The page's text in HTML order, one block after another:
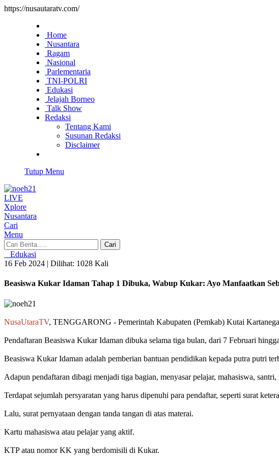
https://nusautaratv.com/
Home
Nusantara
Ragam
Nasional
Parlementaria
TNI-POLRI
Edukasi
Jelajah Borneo
Talk Show
Redaksi
Tentang Kami
Susunan Redaksi
Disclaimer
Tutup Menu
LIVE
Xplore
Nusantara
Cari
Menu
Cari
Edukasi
16 Feb 2024 | Dilihat: 1028 Kali
Beasiswa Kukar Idaman Tahap 1 Dibuka, Wabup Kukar: Ayo Manfaatkan
NusaUtaraTV, TENGGARONG - Pemerintah Kabupaten (Pemkab) Kutai
Pendaftaran Beasiswa Kukar Idaman dibuka selama tiga bulan, dari 7 Februari
Beasiswa Kukar Idaman adalah pemberian bantuan pendidikan kepada putra putri
Adapun pendaftaran dibagi menjadi tiga bagian, menyasar pelajar, mahasiswa,
Terdapat sejumlah persyaratan yang harus dipenuhi para pendaftar, seperti surat
Lalu, surat pernyataan dengan tanda tangan di atas materai.
Kartu mahasiswa atau pelajar yang aktif.
KTP atau nomor KK yang berdomisili di Kukar.